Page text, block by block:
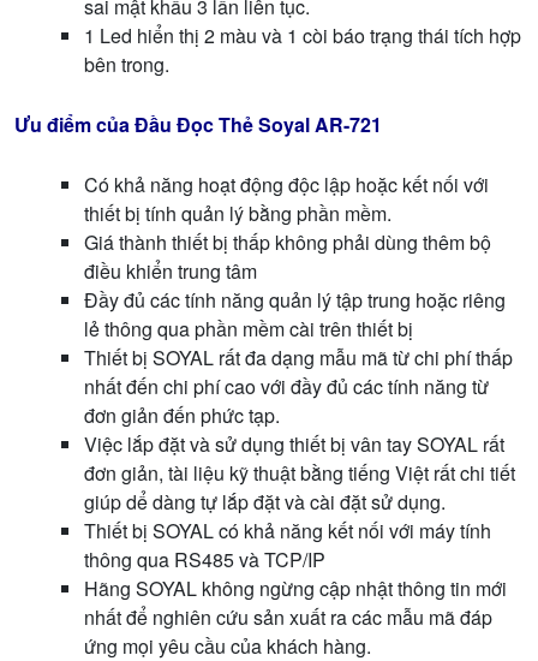
sai mật khẩu 3 lần liên tục.
1 Led hiển thị 2 màu và 1 còi báo trạng thái tích hợp
bên trong.
Ưu điểm của Đầu Đọc Thẻ Soyal AR-721
Có khả năng hoạt động độc lập hoặc kết nối với
thiết bị tính quản lý bằng phần mềm.
Giá thành thiết bị thấp không phải dùng thêm bộ
điều khiển trung tâm
Đầy đủ các tính năng quản lý tập trung hoặc riêng
lẻ thông qua phần mềm cài trên thiết bị
Thiết bị SOYAL rất đa dạng mẫu mã từ chi phí thấp
nhất đến chi phí cao với đầy đủ các tính năng từ
đơn giản đến phức tạp.
Việc lắp đặt và sử dụng thiết bị vân tay SOYAL rất
đơn giản, tài liệu kỹ thuật bằng tiếng Việt rất chi tiết
giúp dể dàng tự lắp đặt và cài đặt sử dụng.
Thiết bị SOYAL có khả năng kết nối với máy tính
thông qua RS485 và TCP/IP
Hãng SOYAL không ngừng cập nhật thông tin mới
nhất để nghiên cứu sản xuất ra các mẫu mã đáp
ứng mọi yêu cầu của khách hàng.